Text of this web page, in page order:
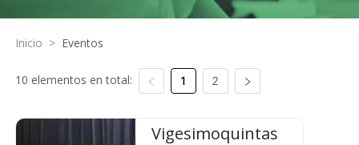
Inicio > Eventos
10 elementos en total: 1 2
Vigesimoquintas